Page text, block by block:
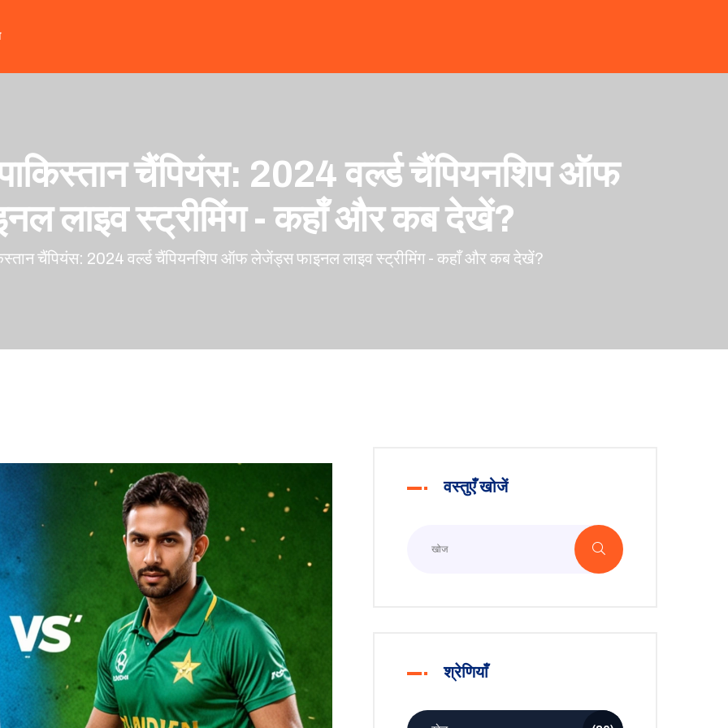
चैंपियंस: 2024 वर्ल्ड चैंपियनशिप ऑफ
लाइव स्ट्रीमिंग - कहाँ और कब देखें?
चैंपियंस: 2024 वर्ल्ड चैंपियनशिप ऑफ लेजेंड्स फाइनल लाइव स्ट्रीमिंग - कहाँ और कब देखें?
वस्तुएँ खोजें
श्रेणियाँ